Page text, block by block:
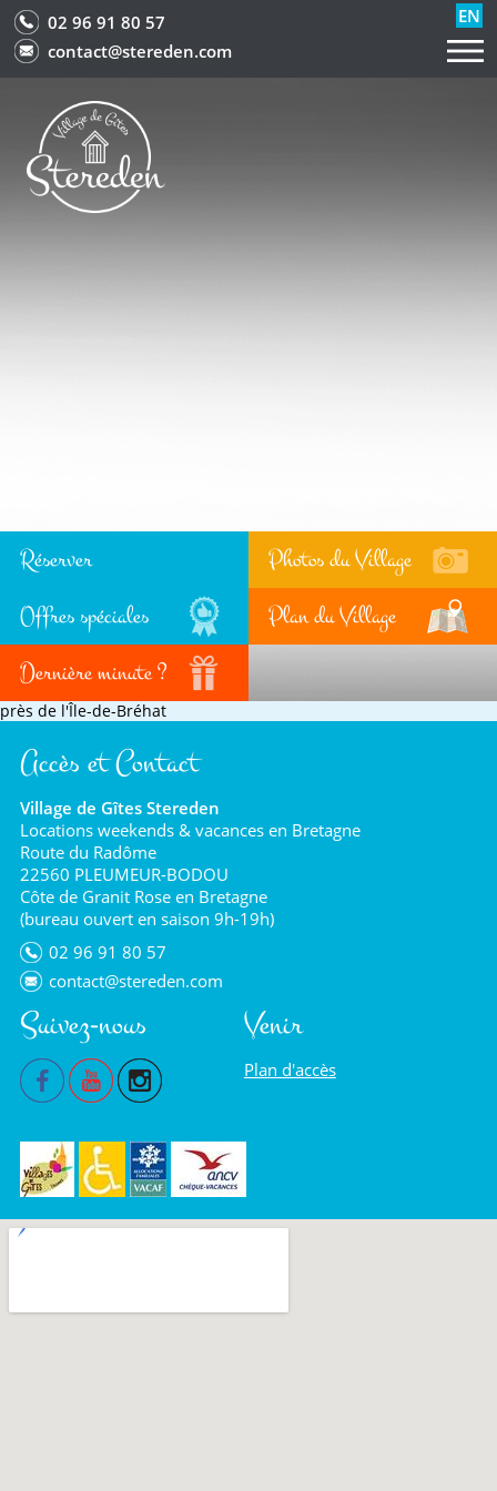
02 96 91 80 57
contact@stereden.com
EN
Réserver
Photos du Village
Offres spéciales
Plan du Village
Dernière minute ?
près de l'Île-de-Bréhat
Accès et Contact
Village de Gîtes Stereden
Locations weekends & vacances en Bretagne
Route du Radôme
22560 PLEUMEUR-BODOU
Côte de Granit Rose en Bretagne
(bureau ouvert en saison 9h-19h)
02 96 91 80 57
contact@stereden.com
Suivez-nous Venir
Plan d'accès